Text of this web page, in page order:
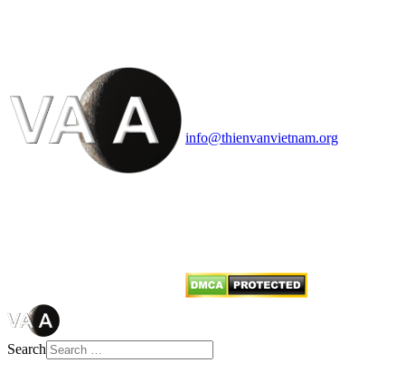
info@thienvanvietnam.org
Search